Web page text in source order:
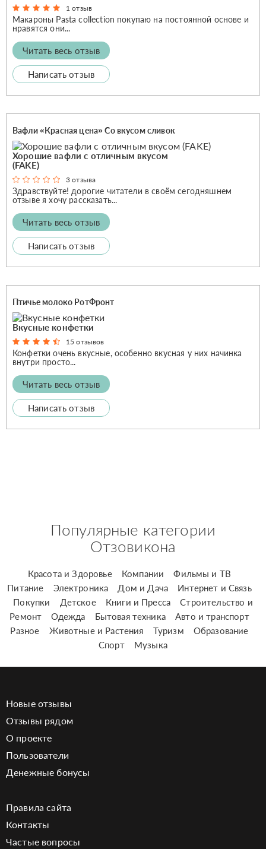
1 отзыв
Макароны Pasta collection покупаю на постоянной основе и
нравятся они...
Читать весь отзыв
Написать отзыв
Вафли «Красная цена» Со вкусом сливок
Хорошие вафли с отличным вкусом
(FAKE)
3 отзыва
Здравствуйте! дорогие читатели в своём сегодняшнем
отзыве я хочу рассказать...
Читать весь отзыв
Написать отзыв
Птичье молоко РотФронт
Вкусные конфетки
15 отзывов
Конфетки очень вкусные, особенно вкусная у них начинка
внутри просто...
Читать весь отзыв
Написать отзыв
Популярные категории
Отзовикона
Красота и Здоровье Компании
Фильмы и ТВ
Питание
Электроника Дом и Дача
Интернет и Связь
Покупки
Детское Книги и Пресса
Строительство и
Ремонт
Одежда Бытовая техника
Авто и транспорт
Разное
Животные и Растения Туризм
Образование
Спорт
Музыка
Новые отзывы
Отзывы рядом
О проекте
Пользователи
Денежные бонусы
Правила сайта
Контакты
Частые вопросы